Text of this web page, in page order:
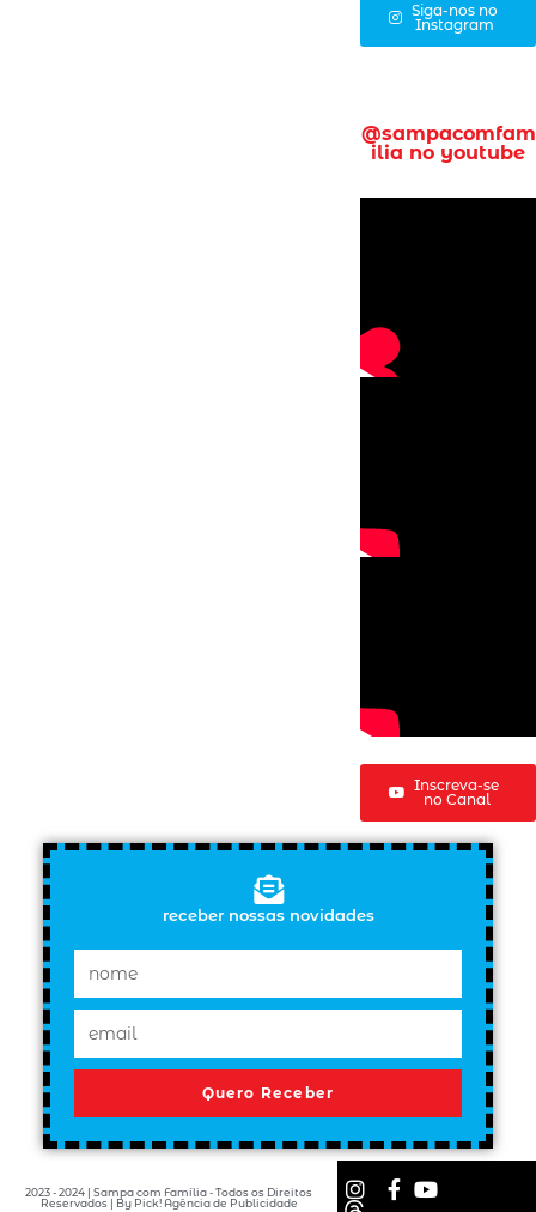
Siga-nos no
Instagram
@sampacomfam
ilia no youtube
Inscreva-se
no Canal
receber nossas novidades
Quero Receber
2023 - 2024 | Sampa com Família - Todos os Direitos
Reservados | By Pick! Agência de Publicidade